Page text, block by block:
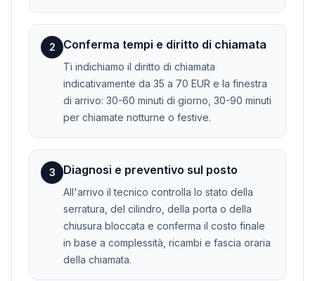
2 Conferma tempi e diritto di chiamata
Ti indichiamo il diritto di chiamata
indicativamente da 35 a 70 EUR e la finestra
di arrivo: 30-60 minuti di giorno, 30-90 minuti
per chiamate notturne o festive.
3 Diagnosi e preventivo sul posto
All'arrivo il tecnico controlla lo stato della
serratura, del cilindro, della porta o della
chiusura bloccata e conferma il costo finale
in base a complessità, ricambi e fascia oraria
della chiamata.